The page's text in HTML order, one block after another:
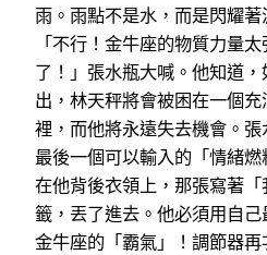
雨。雨點不是水，而是閃耀著
「不行！金牛座的物質力量
了！」張水瓶大喊。他知道
出，林天秤將會被困在一個
裡，而他將永遠失去機會。
最後一個可以輸入的「情緒
在他背後衣領上，那張寫著
籤，丟了進去。他必須用自
金牛座的「霸氣」！調節器